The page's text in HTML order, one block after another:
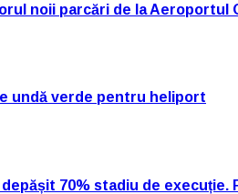
noii parcări de la Aeroportul
undă verde pentru heliport
70% stadiu de